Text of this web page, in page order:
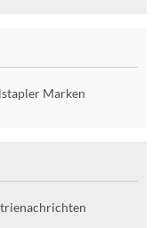
Marken